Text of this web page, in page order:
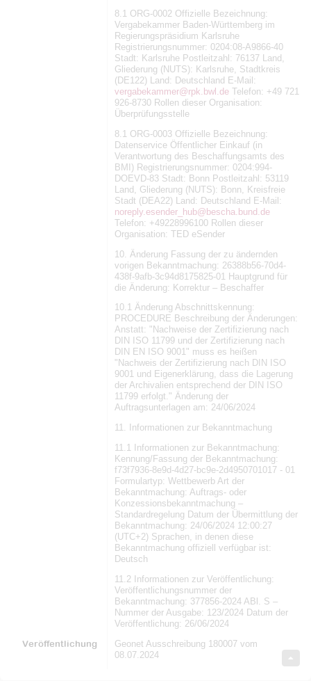
8.1 ORG-0002 Offizielle Bezeichnung:
Vergabekammer Baden-Württemberg im
Regierungspräsidium Karlsruhe
Registrierungsnummer: 0204:08-A9866-40
Stadt: Karlsruhe Postleitzahl: 76137 Land,
Gliederung (NUTS): Karlsruhe, Stadtkreis
(DE122) Land: Deutschland E-Mail:
vergabekammer@rpk.bwl.de Telefon: +49 721
926-8730 Rollen dieser Organisation:
Überprüfungsstelle
8.1 ORG-0003 Offizielle Bezeichnung:
Datenservice Öffentlicher Einkauf (in
Verantwortung des Beschaffungsamts des
BMI) Registrierungsnummer: 0204:994-
DOEVD-83 Stadt: Bonn Postleitzahl: 53119
Land, Gliederung (NUTS): Bonn, Kreisfreie
Stadt (DEA22) Land: Deutschland E-Mail:
noreply.esender_hub@bescha.bund.de
Telefon: +49228996100 Rollen dieser
Organisation: TED eSender
10. Änderung Fassung der zu ändernden
vorigen Bekanntmachung: 26388b56-70d4-
438f-9afb-3c94d8175825-01 Hauptgrund für
die Änderung: Korrektur – Beschaffer
10.1 Änderung Abschnittskennung:
PROCEDURE Beschreibung der Änderungen:
Anstatt: "Nachweise der Zertifizierung nach
DIN ISO 11799 und der Zertifizierung nach
DIN EN ISO 9001" muss es heißen
"Nachweis der Zertifizierung nach DIN ISO
9001 und Eigenerklärung, dass die Lagerung
der Archivalien entsprechend der DIN ISO
11799 erfolgt." Änderung der
Auftragsunterlagen am: 24/06/2024
11. Informationen zur Bekanntmachung
11.1 Informationen zur Bekanntmachung:
Kennung/Fassung der Bekanntmachung:
f73f7936-8e9d-4d27-bc9e-2d4950701017 - 01
Formulartyp: Wettbewerb Art der
Bekanntmachung: Auftrags- oder
Konzessionsbekanntmachung –
Standardregelung Datum der Übermittlung der
Bekanntmachung: 24/06/2024 12:00:27
(UTC+2) Sprachen, in denen diese
Bekanntmachung offiziell verfügbar ist:
Deutsch
11.2 Informationen zur Veröffentlichung:
Veröffentlichungsnummer der
Bekanntmachung: 377856-2024 ABl. S –
Nummer der Ausgabe: 123/2024 Datum der
Veröffentlichung: 26/06/2024
Veröffentlichung
Geonet Ausschreibung 180007 vom
08.07.2024